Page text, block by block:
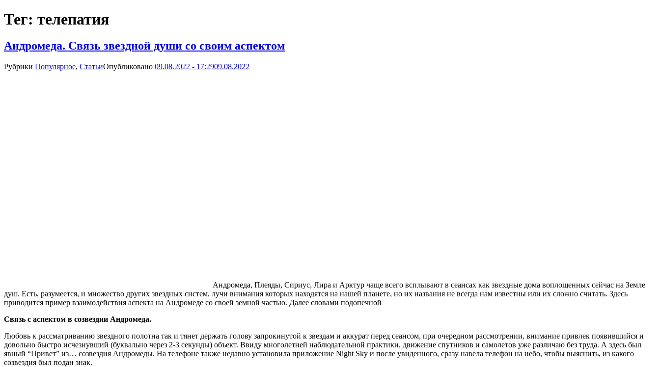
Тег: телепатия
Андромеда. Связь звездной души со своим аспектом
Рубрики Популярное, СтатьиОпубликовано 09.08.2022 - 17:2909.08.2022
Андромеда, Плеяды, Сириус, Лира и Арктур чаще всего всплывают в сеансах как звездные дома воплощенных сейчас на Земле
душ. Есть, разумеется, и множество других звездных систем, лучи внимания которых находятся на нашей планете, но их названия не всегда нам известны или их сложно считать. Здесь
приводится пример взаимодействия аспекта на Андромеде со своей земной частью. Далее словами подопечной
Связь с аспектом в созвездии Андромеда.
Любовь к рассматриванию звездного полотна так и тянет держать голову запрокинутой к звездам и аккурат перед сеансом, при очередном рассмотрении, внимание привлек появившийся и
довольно быстро исчезнувший (буквально через 2-3 секунды) объект. Ввиду многолетней наблюдательной практики, движение спутников и самолетов уже различаю без труда. А здесь был
явный “Привет” из… созвездия Андромеды. На телефоне также недавно установила приложение Night Sky и после увиденного, сразу навела телефон на небо, чтобы выяснить, из какого
созвездия был подан знак.